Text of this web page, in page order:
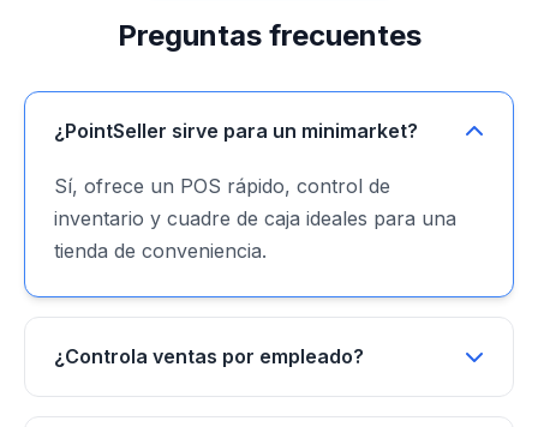
Preguntas frecuentes
¿PointSeller sirve para un minimarket?
Sí, ofrece un POS rápido, control de
inventario y cuadre de caja ideales para una
tienda de conveniencia.
¿Controla ventas por empleado?